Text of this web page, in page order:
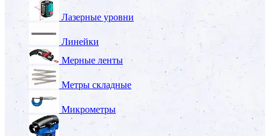
Лазерные уровни
Линейки
Мерные ленты
Метры складные
Микрометры